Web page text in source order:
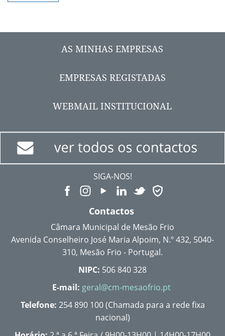
AS MINHAS EMPRESAS
EMPRESAS REGISTADAS
WEBMAIL INSTITUCIONAL
SIGA-NOS!
Contactos
Câmara Municipal de Mesão Frio
Avenida Conselheiro José Maria Alpoim, N.º 432, 5040-
310, Mesão Frio - Portugal.
NIPC: 506 840 328
E-mail: geral@cm-mesaofrio.pt
Telefone: 254 890 100 (Chamada para a rede fixa
nacional)